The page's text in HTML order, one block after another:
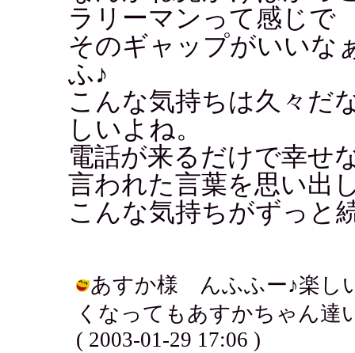
ラリーマンって感じで
そのギャップがいいな
ふ♪
こんな気持ちは久々だ
しいよね。
電話が来るだけで幸せ
言われた言葉を思い出
こんな気持ちがずっと
あすか様 んふふー♪楽し
くなってもあすかちゃん達
( 2003-01-29 17:06 )